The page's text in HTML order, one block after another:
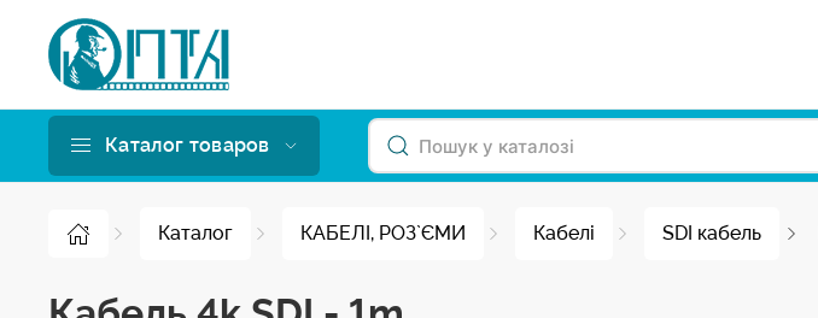
Каталог товаров
Каталог КАБЕЛІ, РОЗ`ЄМИ Кабелі SDI кабель